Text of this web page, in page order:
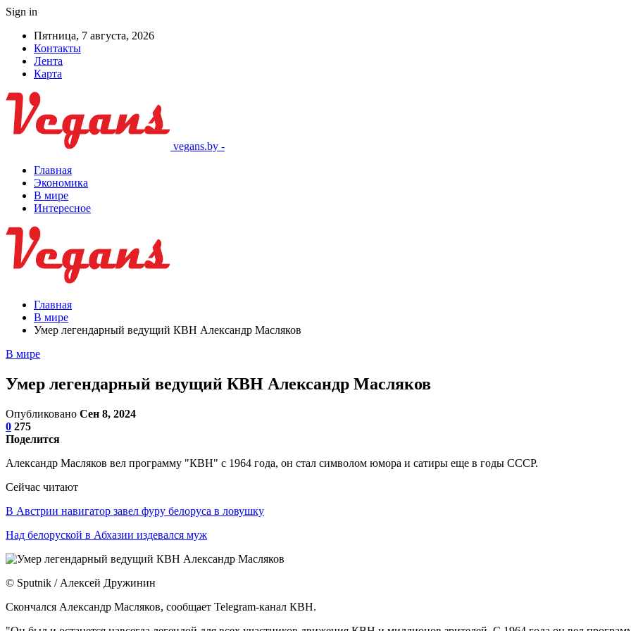
Sign in
Пятница, 7 августа, 2026
Контакты
Лента
Карта
vegans.by -
Главная
Экономика
В мире
Интересное
Главная
В мире
Умер легендарный ведущий КВН Александр Масляков
В мире
Умер легендарный ведущий КВН Александр Масляков
Опубликовано Сен 8, 2024
0 275
Поделится
Александр Масляков вел программу "КВН" с 1964 года, он стал символом юмора и сатиры еще в годы СССР.
Сейчас читают
В Австрии навигатор завел фуру белоруса в ловушку
Над белоруской в Абхазии издевался муж
© Sputnik / Алексей Дружинин
Скончался Александр Масляков, сообщает Telegram-канал КВН.